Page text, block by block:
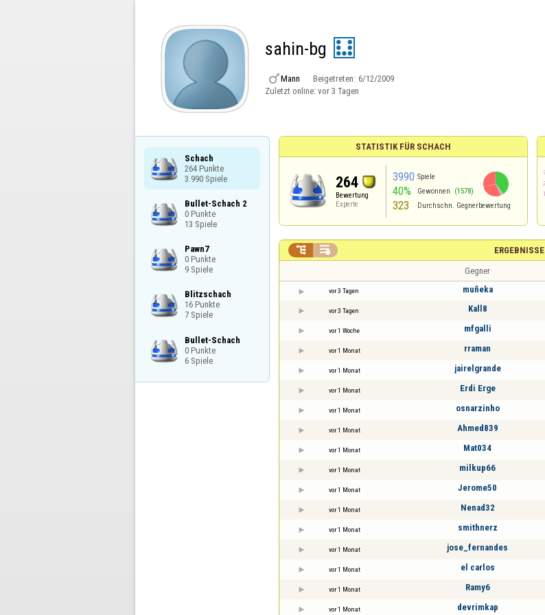
sahin-bg
Mann Beigetreten: 6/12/2009
Zuletzt online: vor 3 Tagen
Schach
264 Punkte
3.990 Spiele
Bullet-Schach 2
0 Punkte
13 Spiele
Pawn7
0 Punkte
9 Spiele
Blitzschach
16 Punkte
7 Spiele
Bullet-Schach
0 Punkte
6 Spiele
STATISTIK FÜR SCHACH
264
Bewertung
Experte
3990 Spiele
40% Gewonnen (1578)
323 Durchschn. Gegnerbewertung
ERGEBNISSE
 
Gegner
vor 3 Tagen muñeka
vor 3 Tagen Kall8
vor 1 Woche mfgalli
vor 1 Monat rraman
vor 1 Monat jairelgrande
vor 1 Monat Erdi Erge
vor 1 Monat osnarzinho
vor 1 Monat Ahmed839
vor 1 Monat Mat034
vor 1 Monat milkup66
vor 1 Monat Jerome50
vor 1 Monat Nenad32
vor 1 Monat smithnerz
vor 1 Monat jose_fernandes
vor 1 Monat el carlos
vor 1 Monat Ramy6
vor 1 Monat devrimkap